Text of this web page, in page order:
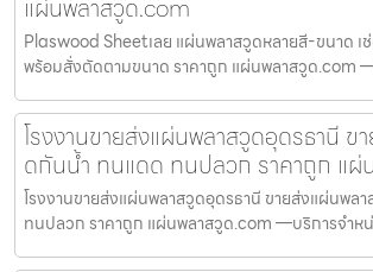
แผ่นพลาสวูด.com
Plaswood Sheetเลย แผ่นพลาสวูดหลายสี-ขนาด เช่
พร้อมสั่งตัดตามขนาด ราคาถูก แผ่นพลาสวูด.com
โรงงานขายส่งแผ่นพลาสวูดอุดรธานี ข
ดกันน้ำ ทนแดด ทนปลวก ราคาถูก แผ่
โรงงานขายส่งแผ่นพลาสวูดอุดรธานี ขายส่งแผ่นพล
ทนปลวก ราคาถูก แผ่นพลาสวูด.com —บริการจำห